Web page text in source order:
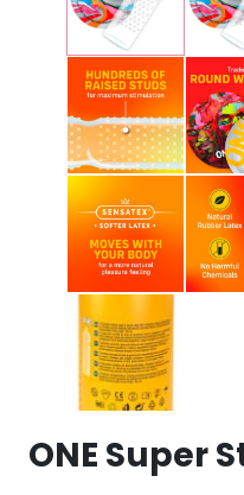
ONE Super